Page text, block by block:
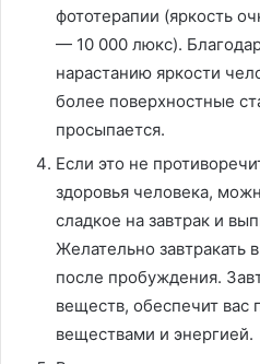
фототерапии (яркость
— 10 000 люкс).
нарастанию яркости
более поверхностные
просыпается.
Если это не
здоровья человека,
сладкое на завтрак и
Желательно завтракать
после пробуждения.
веществ, обеспечит вас
веществами и энергией.